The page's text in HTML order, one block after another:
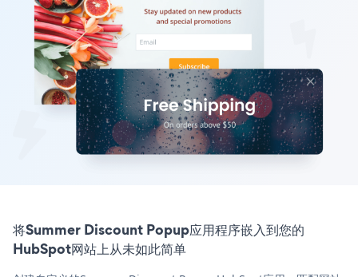
将Summer Discount Popup应用程序嵌入到您的
HubSpot网站上从未如此简单